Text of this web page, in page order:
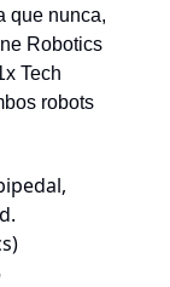
que nunca,
Robotics
Tech
robots